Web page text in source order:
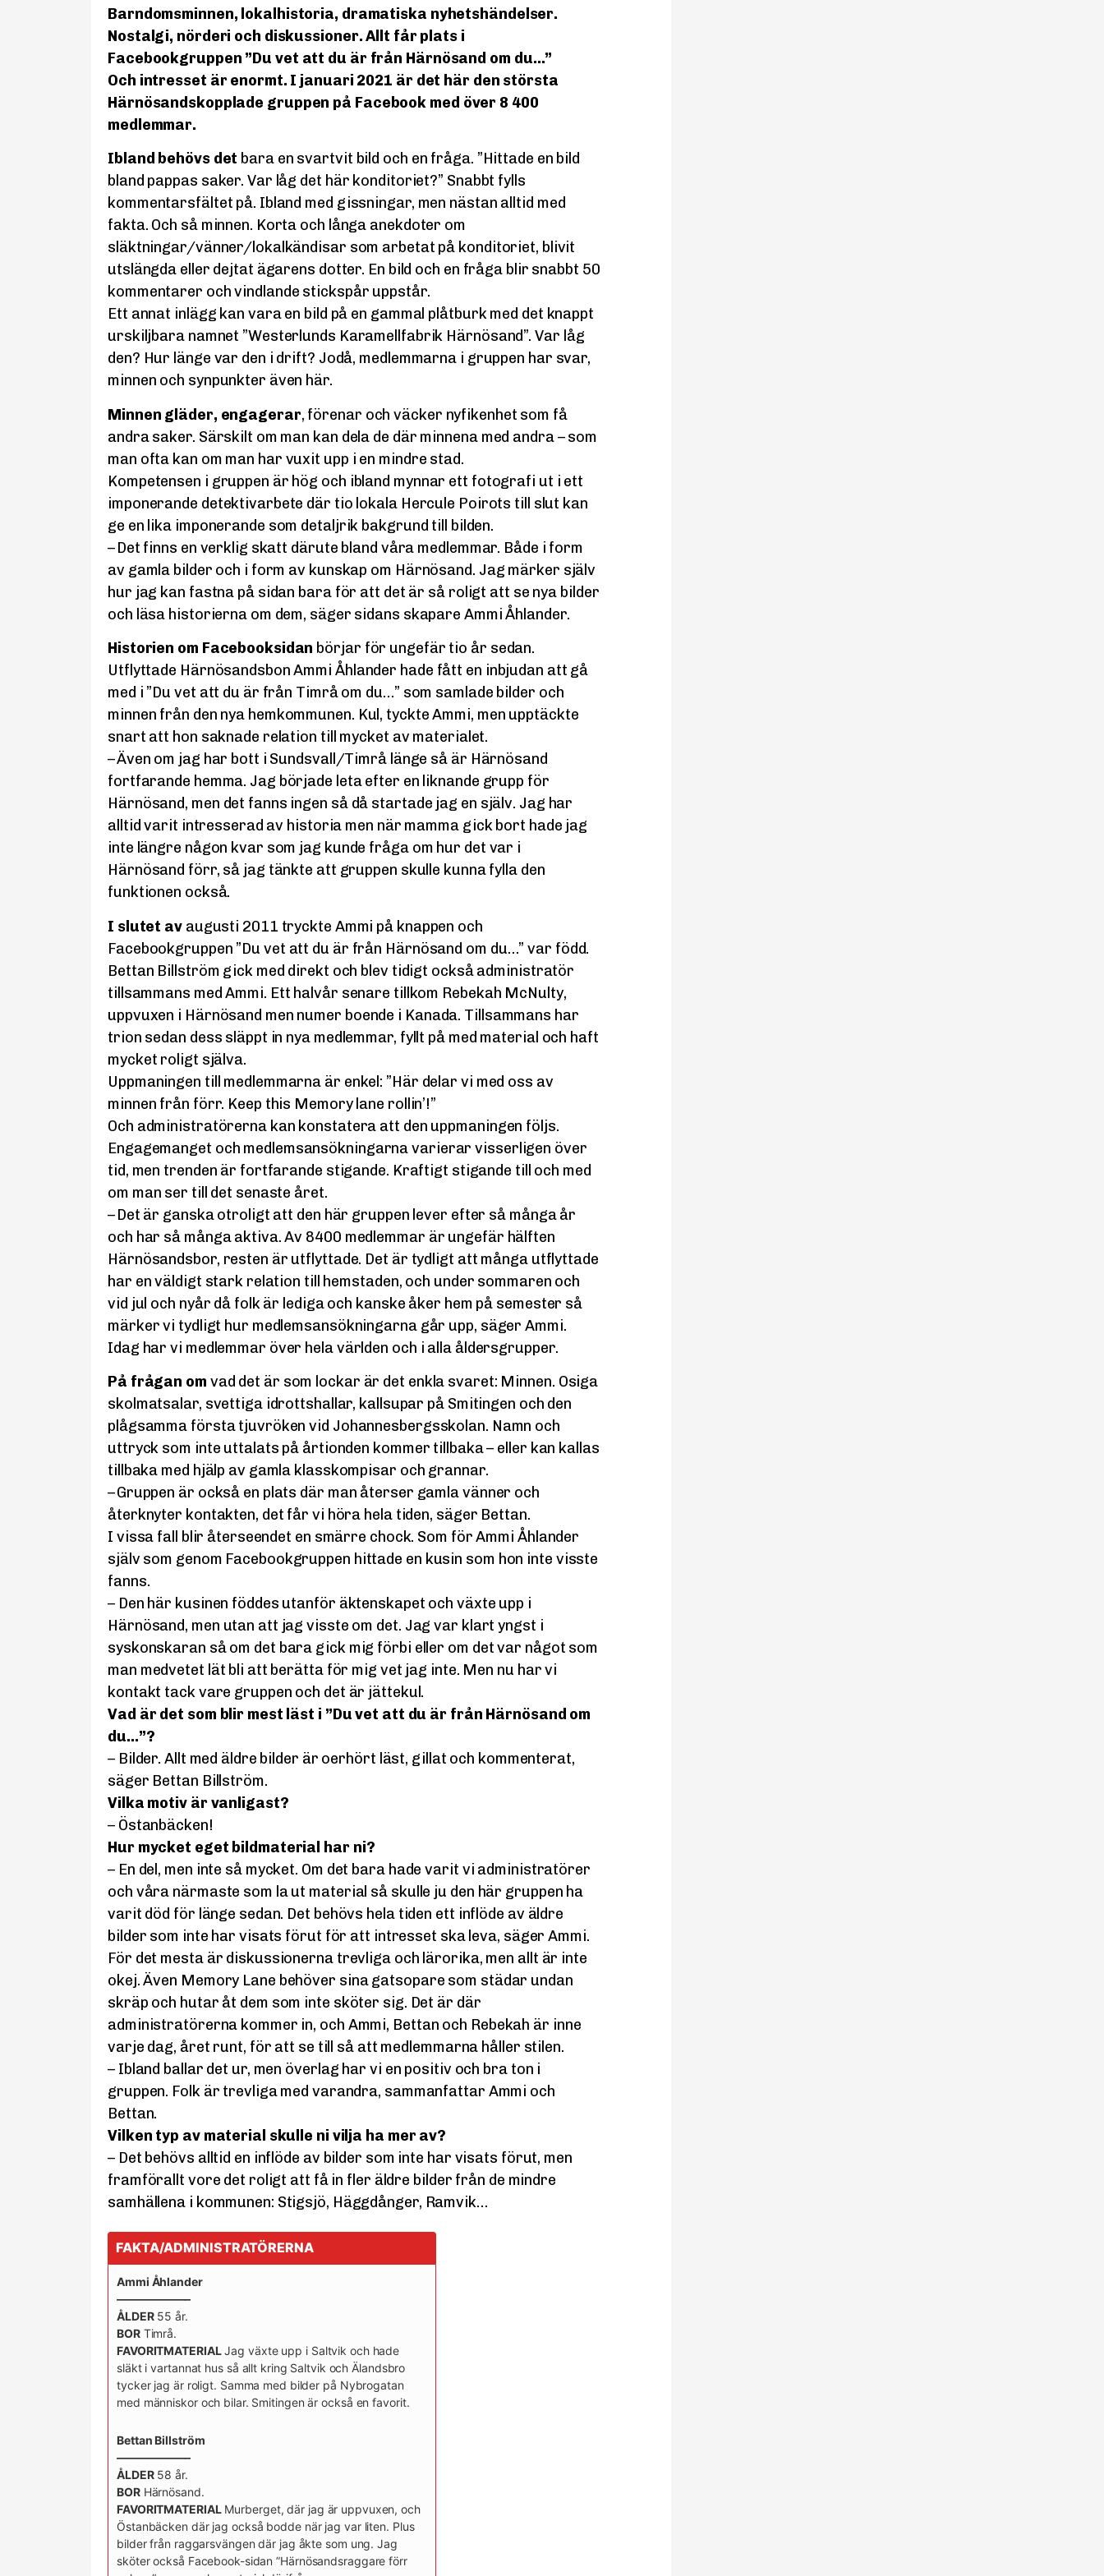
Barndomsminnen, lokalhistoria, dramatiska nyhetshändelser.
Nostalgi, nörderi och d­iskussioner. Allt får plats i
Facebookgruppen ”Du vet att du är från Härnösand om du…”
Och intresset är enormt. I januari 2021 är det här den största
Härnösandskopplade ­gruppen på Facebook med över 8 400
medlemmar.
Ibland behövs det bara en svartvit bild och en fråga. ”Hittade en bild
bland pappas saker. Var låg det här konditoriet?” Snabbt fylls
kommentarsfältet på. Ibland med gissningar, men nästan alltid med
fakta. Och så minnen. Korta och långa anekdoter om
släktningar/vänner/lokalkändisar som arbetat på konditoriet, blivit
utslängda eller dejtat ägarens dotter. En bild och en fråga blir snabbt 50
kommentarer och vindlande stickspår uppstår.
Ett annat inlägg kan vara en bild på en gammal plåtburk med det knappt
urskiljbara namnet ”Westerlunds Karamellfabrik Härnösand”. Var låg
den? Hur länge var den i drift? Jodå, medlemmarna i gruppen har svar,
minnen och synpunkter även här.
Minnen gläder, engagerar, förenar och väcker nyfikenhet som få
andra saker. Särskilt om man kan dela de där minnena med andra – som
man ofta kan om man har vuxit upp i en mindre stad.
Kompetensen i gruppen är hög och ibland mynnar ett fotografi ut i ett
imponerande detektivarbete där tio lokala Hercule Poirots till slut kan
ge en lika imponerande som detaljrik bakgrund till bilden.
– Det finns en verklig skatt därute bland våra medlemmar. Både i form
av gamla bilder och i form av kunskap om Härnösand. Jag märker själv
hur jag kan fastna på sidan bara för att det är så roligt att se nya bilder
och läsa historierna om dem, säger sidans skapare Ammi Åhlander.
Historien om Facebooksidan börjar för ungefär tio år sedan.
Utflyttade Härnösandsbon Ammi Åhlander hade fått en inbjudan att gå
med i ”Du vet att du är från Timrå om du…” som samlade bilder och
minnen från den nya hemkommunen. Kul, tyckte Ammi, men upptäckte
snart att hon saknade relation till mycket av materialet.
– Även om jag har bott i Sundsvall/Timrå länge så är Härnösand
fortfarande hemma. Jag började leta efter en liknande grupp för
Härnösand, men det fanns ingen så då startade jag en själv. Jag har
alltid varit intresserad av historia men när mamma gick bort hade jag
inte längre någon kvar som jag kunde fråga om hur det var i
Härnösand förr, så jag tänkte att gruppen skulle kunna fylla den
funktionen också.
I slutet avaugusti 2011 tryckte Ammi på knappen och
Facebookgruppen ”Du vet att du är från Härnösand om du…” var född.
Bettan Billström gick med direkt och blev tidigt också administratör
tillsammans med Ammi. Ett halvår senare tillkom Rebekah McNulty,
uppvuxen i Härnösand men numer boende i Kanada. Tillsammans har
trion sedan dess släppt in nya medlemmar, fyllt på med material och haft
mycket roligt själva.
Uppmaningen till medlemmarna är enkel: ”Här delar vi med oss av
minnen från förr. Keep this Memory lane rollin’!”
Och administratörerna kan konstatera att den uppmaningen följs.
Engagemanget och medlemsansökningarna varierar visserligen över
tid, men trenden är fortfarande stigande. Kraftigt stigande till och med
om man ser till det senaste året.
– Det är ganska otroligt att den här gruppen lever efter så många år
och har så många aktiva. Av 8400 medlemmar är ungefär hälften
Härnösandsbor, resten är utflyttade. Det är tydligt att många utflyttade
har en väldigt stark relation till hemstaden, och under sommaren och
vid jul och nyår då folk är lediga och kanske åker hem på semester så
märker vi tydligt hur medlemsansökningarna går upp, säger Ammi.
Idag har vi medlemmar över hela världen och i alla åldersgrupper.
På frågan om vad det är som lockar är det enkla svaret: Minnen. Osiga
skolmatsalar, svettiga idrottshallar, kallsupar på Smitingen och den
plågsamma första tjuvröken vid Johannesbergsskolan. Namn och
uttryck som inte uttalats på årtionden kommer tillbaka – eller kan kallas
tillbaka med hjälp av gamla klasskompisar och grannar.
– Gruppen är också en plats där man återser gamla vänner och
återknyter kontakten, det får vi höra hela tiden, säger Bettan.
I vissa fall blir återseendet en smärre chock. Som för Ammi Åhlander
själv som genom Facebookgruppen hittade en kusin som hon inte visste
fanns.
– Den här kusinen föddes utanför äktenskapet och växte upp i
Härnösand, men utan att jag visste om det. Jag var klart yngst i
syskonskaran så om det bara gick mig förbi eller om det var något som
man medvetet lät bli att berätta för mig vet jag inte. Men nu har vi
kontakt tack vare gruppen och det är jättekul.
Vad är det som blir mest läst i ”Du vet att du är från Härnösand om
du…”?
– Bilder. Allt med äldre bilder är oerhört läst, gillat och kommenterat,
säger Bettan Billström.
Vilka motiv är vanligast?
– Östanbäcken!
Hur mycket eget bildmaterial har ni?
– En del, men inte så mycket. Om det bara hade varit vi administratörer
och våra närmaste som la ut material så skulle ju den här gruppen ha
varit död för länge sedan. Det behövs hela tiden ett inflöde av äldre
bilder som inte har visats förut för att intresset ska leva, säger Ammi.
För det mesta är diskussionerna trevliga och lärorika, men allt är inte
okej. Även Memory Lane behöver sina gatsopare som städar undan
skräp och hutar åt dem som inte sköter sig. Det är där
administratörerna kommer in, och Ammi, Bettan och Rebekah är inne
varje dag, året runt, för att se till så att medlemmarna håller stilen.
– Ibland ballar det ur, men överlag har vi en positiv och bra ton i
gruppen. Folk är trevliga med varandra, sammanfattar Ammi och
Bettan.
Vilken typ av material skulle ni vilja ha mer av?
– Det behövs alltid en inflöde av bilder som inte har visats förut, men
framförallt vore det roligt att få in fler äldre bilder från de mindre
samhällena i kommunen: Stigsjö, Häggdånger, Ramvik…
FAKTA/ADMINISTRATÖRERNA
Ammi Åhlander
——————–
ÅLDER55 år.
BORTimrå.
FAVORITMATERIALJag växte upp i Saltvik och hade
släkt i vartannat hus så allt kring Saltvik och Älandsbro
tycker jag är roligt. Samma med bilder på Nybrogatan
med människor och bilar. Smitingen är också en favorit.
Bettan Billström
——————–
ÅLDER58 år.
BORHärnösand.
FAVORITMATERIAL­Murberget, där jag är uppvuxen, och
Östanbäcken där jag också bodde när jag var liten. Plus
bilder från raggar­svängen där jag åkte som ung. Jag
sköter också Facebook-sidan ”Härnösandsraggare förr